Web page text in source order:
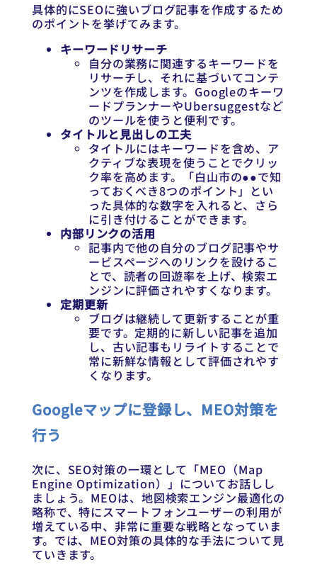
具体的にSEOに強いブログ記事を作成するため
のポイントを挙げてみます。
キーワードリサーチ
自分の業務に関連するキーワードを
リサーチし、それに基づいてコンテ
ンツを作成します。Googleのキーワ
ードプランナーやUbersuggestなど
のツールを使うと便利です。
タイトルと見出しの工夫
タイトルにはキーワードを含め、ア
クティブな表現を使うことでクリッ
ク率を高めます。「白山市の●●で知
っておくべき8つのポイント」とい
った具体的な数字を入れると、さら
に引き付けることができます。
内部リンクの活用
記事内で他の自分のブログ記事やサ
ービスページへのリンクを設けるこ
とで、読者の回遊率を上げ、検索エ
ンジンに評価されやすくなります。
定期更新
ブログは継続して更新することが重
要です。定期的に新しい記事を追加
し、古い記事もリライトすることで
常に新鮮な情報として評価されやす
くなります。
Googleマップに登録し、MEO対策を
行う
次に、SEO対策の一環として「MEO（Map
Engine Optimization）」についてお話しし
ましょう。MEOは、地図検索エンジン最適化の
略称で、特にスマートフォンユーザーの利用が
増えている中、非常に重要な戦略となっていま
す。では、MEO対策の具体的な手法について見
ていきます。